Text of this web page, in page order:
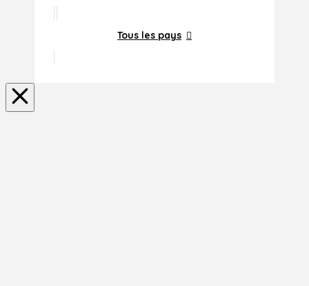
Tous les pays